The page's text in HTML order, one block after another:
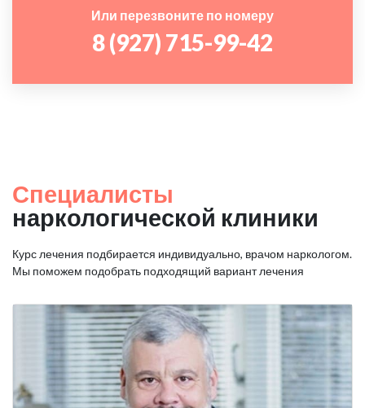
Или перезвоните по номеру
8 (927) 715-99-42
Специалисты
наркологической клиники
Курс лечения подбирается индивидуально, врачом наркологом.
Мы поможем подобрать подходящий вариант лечения